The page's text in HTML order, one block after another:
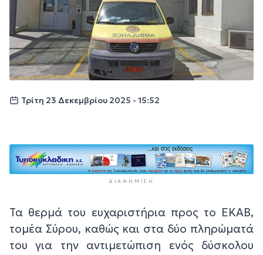
Τρίτη 23 Δεκεμβρίου 2025 - 15:52
ΔΙΑΦΉΜΙΣΗ
Τα θερμά του ευχαριστήρια προς το ΕΚΑΒ,
τομέα Σύρου, καθώς και στα δύο πληρώματά
του για την αντιμετώπιση ενός δύσκολου